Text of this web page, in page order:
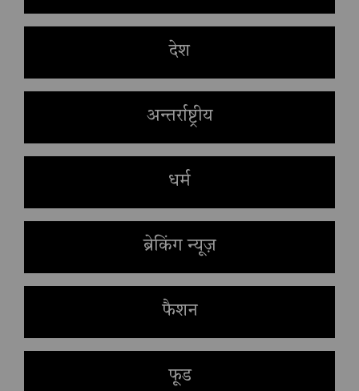
देश
अन्तर्राष्ट्रीय
धर्म
ब्रेकिंग न्यूज़
फैशन
फूड